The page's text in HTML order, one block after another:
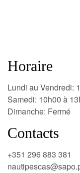
Horaire
Lundi au Vendredi:
Samedi: 10h00 à
Dimanche: Fermé
Contacts
+351 296 883 381